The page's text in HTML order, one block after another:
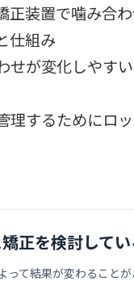
正装置で噛み合
仕組み
せが変化しやす
理するためにロ
正を検討して
って結果が変わること